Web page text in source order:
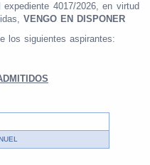
4017/2026, en virtud
VENGO EN DISPONER
los siguientes aspirantes: